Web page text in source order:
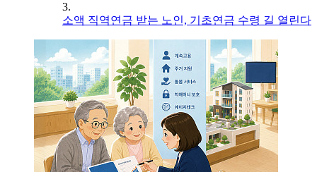
3.
소액 직역연금 받는 노인, 기초연금 수령 길 열린다